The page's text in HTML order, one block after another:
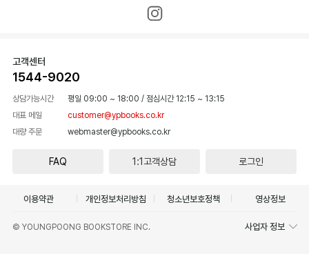
고객센터
1544-9020
상담가능시간 평일 09:00 ~ 18:00 / 점심시간 12:15 ~ 13:15
대표 메일
customer@ypbooks.co.kr
대량 주문
webmaster@ypbooks.co.kr
FAQ 1:1고객상담 로그인
이용약관 개인정보처리방침 청소년보호정책 영상정보
© YOUNGPOONG BOOKSTORE INC. 사업자 정보